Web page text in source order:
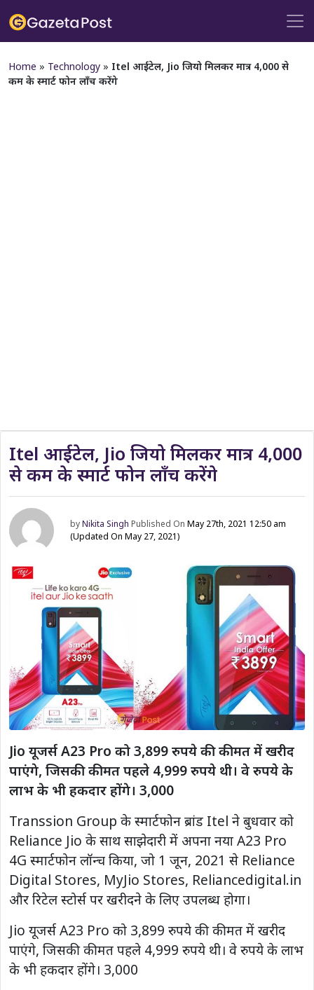
Home » Technology » Itel आईटेल, Jio जियो मिलकर मात्र 4,000 से
कम के स्मार्ट फोन लॉंच करेंगे
Itel आईटेल, Jio जियो मिलकर मात्र 4,000
से कम के स्मार्ट फोन लॉंच करेंगे
byNikita Singh Published OnMay 27th, 2021 12:50 am
(Updated On May 27, 2021)
Jio यूजर्स A23 Pro को 3,899 रुपये की कीमत में खरीद
पाएंगे, जिसकी कीमत पहले 4,999 रुपये थी। वे रुपये के
लाभ के भी हकदार होंगे। 3,000
Transsion Group के स्मार्टफोन ब्रांड Itel ने बुधवार को
Reliance Jio के साथ साझेदारी में अपना नया A23 Pro
4G स्मार्टफोन लॉन्च किया, जो 1 जून, 2021 से Reliance
Digital Stores, MyJio Stores, Reliancedigital.in
और रिटेल स्टोर्स पर खरीदने के लिए उपलब्ध होगा।
Jio यूजर्स A23 Pro को 3,899 रुपये की कीमत में खरीद
पाएंगे, जिसकी कीमत पहले 4,999 रुपये थी। वे रुपये के लाभ
के भी हकदार होंगे। 3,000